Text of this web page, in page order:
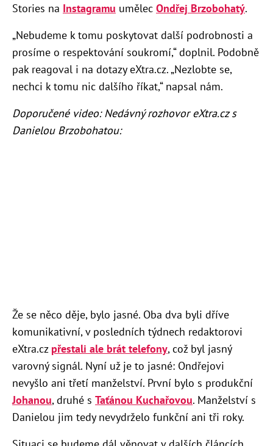
Stories na Instagramu umělec Ondřej Brzobohatý.
„Nebudeme k tomu poskytovat další podrobnosti a
prosíme o respektování soukromí,“ doplnil. Podobně
pak reagoval i na dotazy eXtra.cz.„Nezlobte se,
nechci k tomu nic dalšího říkat,“ napsal nám.
Doporučené video: Nedávný rozhovor eXtra.cz s
Danielou Brzobohatou:
Že se něco děje, bylo jasné. Oba dva byli dříve
komunikativní, v posledních týdnech redaktorovi
eXtra.cz přestali ale brát telefony, což byl jasný
varovný signál. Nyní už je to jasné: Ondřejovi
nevyšlo ani třetí manželství. První bylo s produkční
Johanou, druhé s Taťánou Kuchařovou. Manželství s
Danielou jim tedy nevydrželo funkční ani tři roky.